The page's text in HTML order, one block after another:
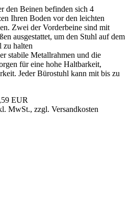
den Beinen befinden sich 4
Ihren Boden vor den leichten
Zwei der Vorderbeine sind mit
ausgestattet, um den Stuhl auf dem
zu halten
stabile Metallrahmen und die
für eine hohe Haltbarkeit,
Jeder Bürostuhl kann mit bis zu
EUR
MwSt., zzgl. Versandkosten